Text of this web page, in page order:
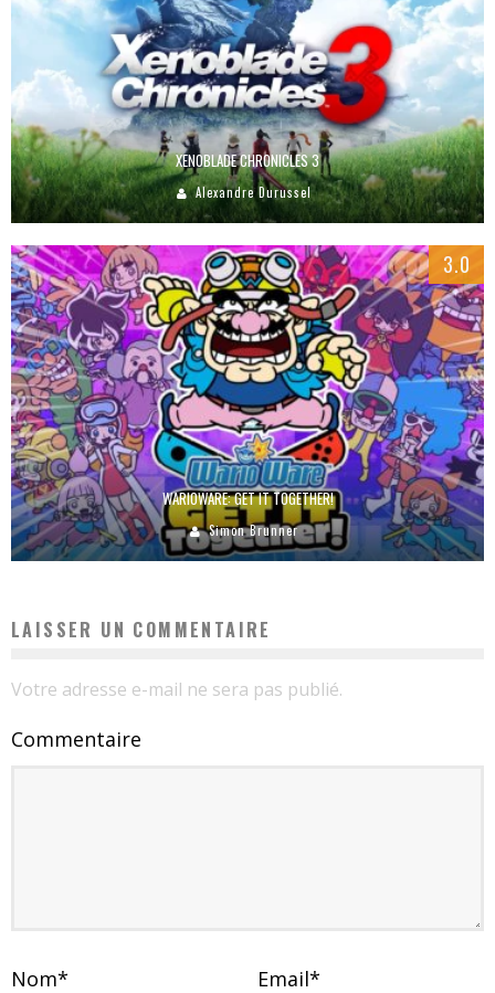
XENOBLADE CHRONICLES 3
Alexandre Durussel
3.0
WARIOWARE: GET IT TOGETHER!
Simon Brunner
LAISSER UN COMMENTAIRE
Votre adresse e-mail ne sera pas publié.
Commentaire
Nom* Email*